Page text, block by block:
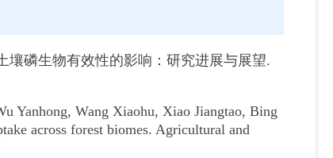
壤磷生物有效性的影响：研究进展与展望.
Yanhong, Wang Xiaohu, Xiao Jiangtao, Bing
across forest biomes. Agricultural and